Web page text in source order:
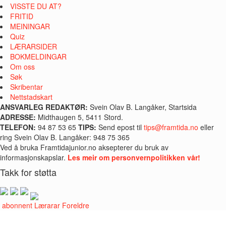
VISSTE DU AT?
FRITID
MEININGAR
Quiz
LÆRARSIDER
BOKMELDINGAR
Om oss
Søk
Skribentar
Nettstadskart
ANSVARLEG REDAKTØR: Svein Olav B. Langåker, Startsida
ADRESSE: Midthaugen 5, 5411 Stord.
TELEFON: 94 87 53 65 TIPS: Send epost til tips@framtida.no eller
ring Svein Olav B. Langåker: 948 75 365
Ved å bruka Framtidajunior.no aksepterer du bruk av
informasjonskapslar. Les meir om personvernpolitikken vår!
Takk for støtta
abonnent Lærarar Foreldre